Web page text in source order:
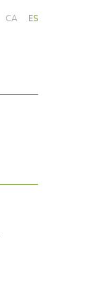
CA ES